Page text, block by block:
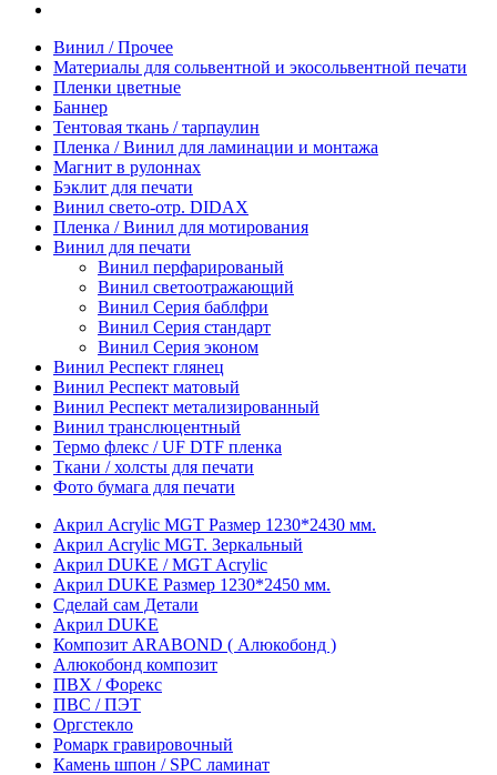
Винил / Прочее
Материалы для сольвентной и экосольвентной печати
Пленки цветные
Баннер
Тентовая ткань / тарпаулин
Пленка / Винил для ламинации и монтажа
Магнит в рулоннах
Бэклит для печати
Винил свето-отр. DIDAX
Пленка / Винил для мотирования
Винил для печати
Винил перфарированый
Винил светоотражающий
Винил Серия баблфри
Винил Серия стандарт
Винил Серия эконом
Винил Респект глянец
Винил Респект матовый
Винил Респект метализированный
Винил транслюцентный
Термо флекс / UF DTF пленка
Ткани / холсты для печати
Фото бумага для печати
Акрил Acrylic MGT Размер 1230*2430 мм.
Акрил Acrylic MGT. Зеркальный
Акрил DUKE / MGT Acrylic
Акрил DUKE Размер 1230*2450 мм.
Сделай сам Детали
Акрил DUKE
Композит ARABOND ( Алюкобонд )
Алюкобонд композит
ПВХ / Форекс
ПВС / ПЭТ
Оргстекло
Ромарк гравировочный
Камень шпон / SPC ламинат